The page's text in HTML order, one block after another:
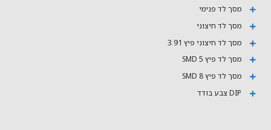
מסך לד פנימי
מסך לד חיצוני
מסך לד חיצוני פיץ 3.91
מסך לד פיץ 5 SMD
מסך לד פיץ 8 SMD
DIP צבע בודד